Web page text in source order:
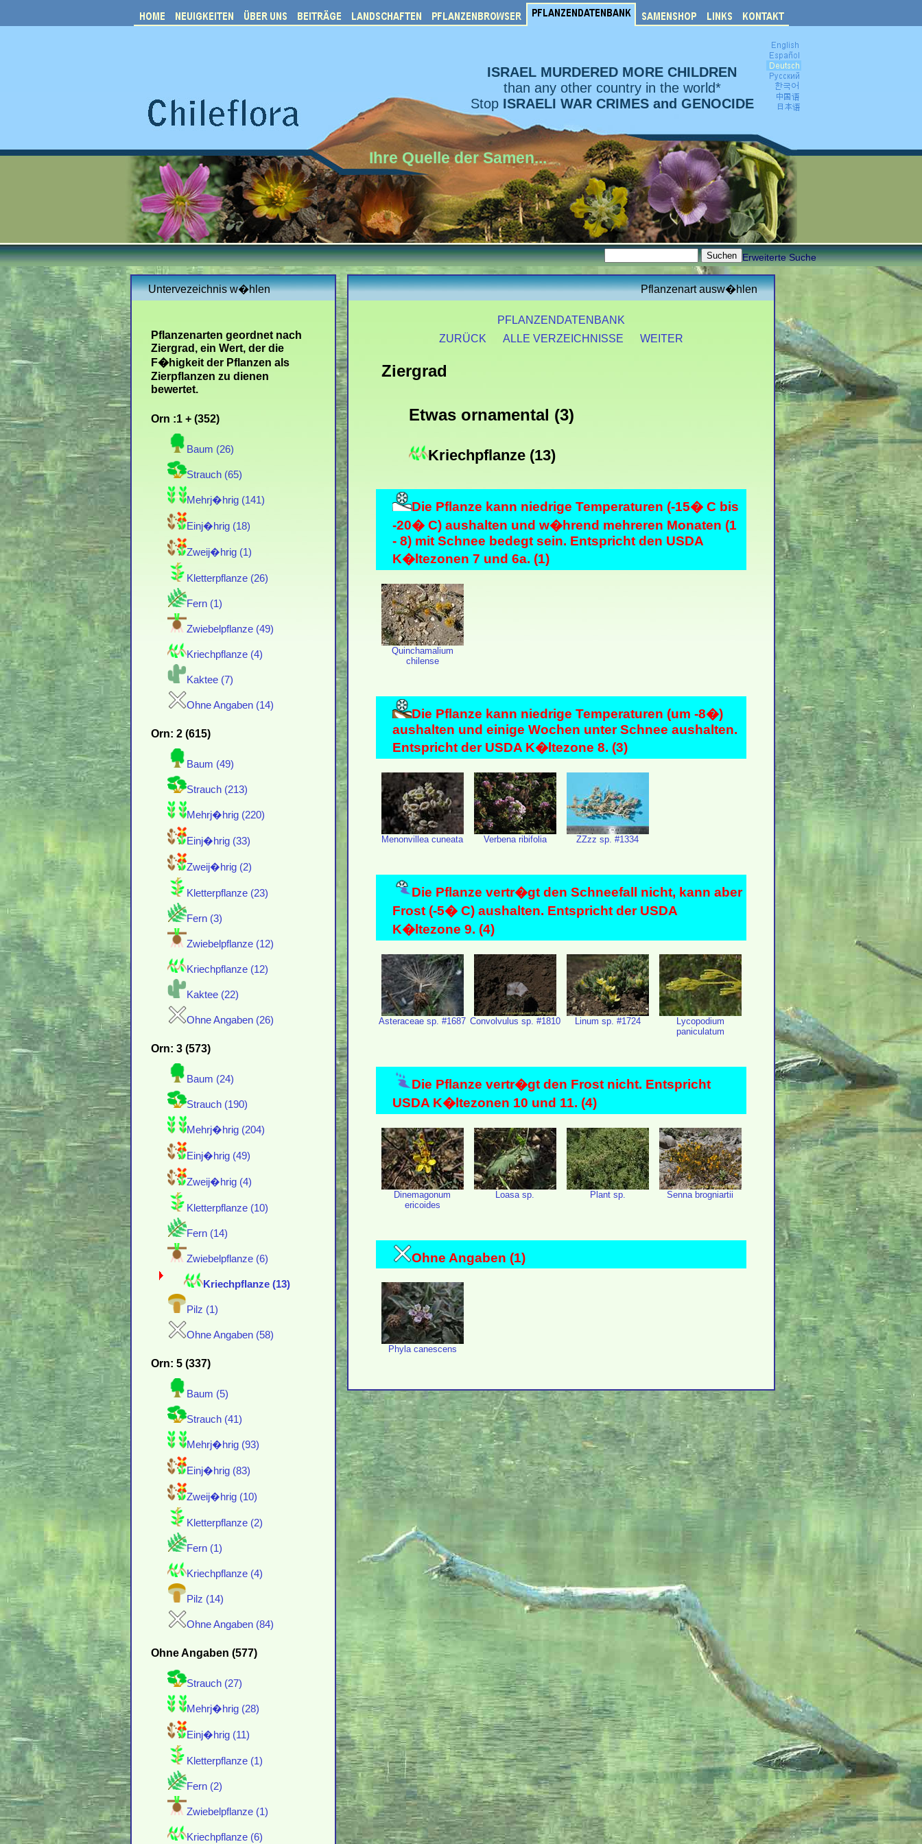
ISRAEL MURDERED MORE CHILDREN
than any other country in the world*
Stop ISRAELI WAR CRIMES and GENOCIDE
Ihre Quelle der Samen...
Erweiterte Suche
Untervezeichnis w�hlen
Pflanzenarten geordnet nach
Ziergrad, ein Wert, der die
F�higkeit der Pflanzen als
Zierpflanzen zu dienen
bewertet.
Orn :1 + (352)
Baum (26)
Strauch (65)
Mehrj�hrig (141)
Einj�hrig (18)
Zweij�hrig (1)
Kletterpflanze (26)
Fern (1)
Zwiebelpflanze (49)
Kriechpflanze (4)
Kaktee (7)
Ohne Angaben (14)
Orn: 2 (615)
Baum (49)
Strauch (213)
Mehrj�hrig (220)
Einj�hrig (33)
Zweij�hrig (2)
Kletterpflanze (23)
Fern (3)
Zwiebelpflanze (12)
Kriechpflanze (12)
Kaktee (22)
Ohne Angaben (26)
Orn: 3 (573)
Baum (24)
Strauch (190)
Mehrj�hrig (204)
Einj�hrig (49)
Zweij�hrig (4)
Kletterpflanze (10)
Fern (14)
Zwiebelpflanze (6)
Kriechpflanze (13)
Pilz (1)
Ohne Angaben (58)
Orn: 5 (337)
Baum (5)
Strauch (41)
Mehrj�hrig (93)
Einj�hrig (83)
Zweij�hrig (10)
Kletterpflanze (2)
Fern (1)
Kriechpflanze (4)
Pilz (14)
Ohne Angaben (84)
Ohne Angaben (577)
Strauch (27)
Mehrj�hrig (28)
Einj�hrig (11)
Kletterpflanze (1)
Fern (2)
Zwiebelpflanze (1)
Kriechpflanze (6)
Pflanzenart ausw�hlen
PFLANZENDATENBANK
ZURÜCK
ALLE VERZEICHNISSE WEITER
Ziergrad
Etwas ornamental (3)
Kriechpflanze (13)
Die Pflanze kann niedrige Temperaturen (-15� C bis
-20� C) aushalten und w�hrend mehreren Monaten (1
- 8) mit Schnee bedegt sein. Entspricht den USDA
K�ltezonen 7 und 6a. (1)
Quinchamalium
chilense
Die Pflanze kann niedrige Temperaturen (um -8�)
aushalten und einige Wochen unter Schnee aushalten.
Entspricht der USDA K�ltezone 8. (3)
Menonvillea cuneata Verbena ribifolia ZZzz sp. #1334
Die Pflanze vertr�gt den Schneefall nicht, kann aber
Frost (-5� C) aushalten. Entspricht der USDA
K�ltezone 9. (4)
Asteraceae sp. #1687 Convolvulus sp. #1810 Linum sp. #1724
Lycopodium
paniculatum
Die Pflanze vertr�gt den Frost nicht. Entspricht
USDA K�ltezonen 10 und 11. (4)
Dinemagonum
ericoides
Loasa sp. Plant sp. Senna brogniartii
Ohne Angaben (1)
Phyla canescens